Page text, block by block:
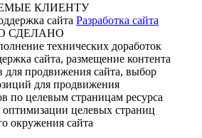
КЛИЕНТУ
сайта Разработка сайта
СДЕЛАНО
технических доработок
сайта, размещение контента
для продвижения сайта, выбор
для продвижения
по целевым страницам ресурса
целевых страниц
окружения сайта